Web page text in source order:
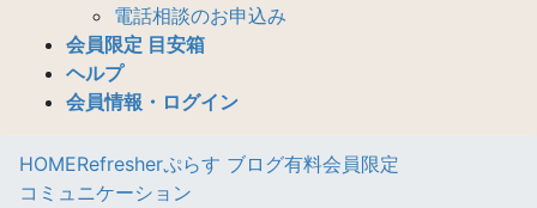
電話相談のお申込み
会員限定 目安箱
ヘルプ
会員情報・ログイン
HOMERefresherぷらす ブログ有料会員限定
コミュニケーション